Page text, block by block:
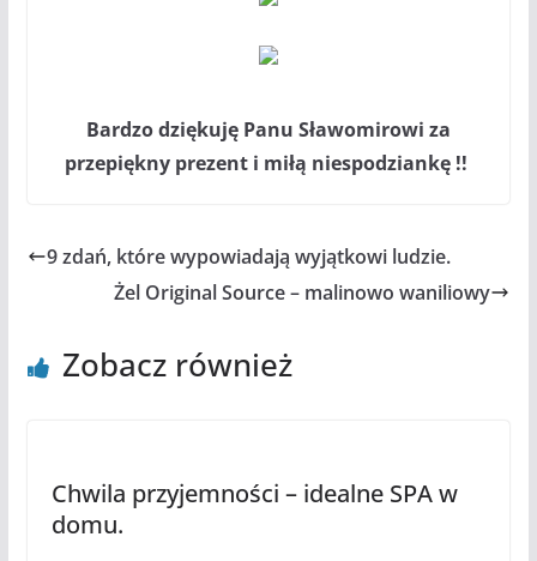
Bardzo dziękuję Panu Sławomirowi za
przepiękny prezent i miłą niespodziankę !!
9 zdań, które wypowiadają wyjątkowi ludzie.
Żel Original Source – malinowo waniliowy
Zobacz również
Chwila przyjemności – idealne SPA w
domu.